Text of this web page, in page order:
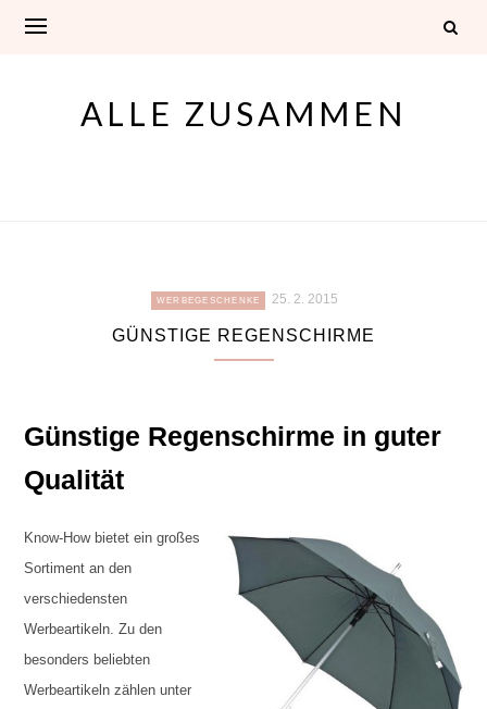
ALLE ZUSAMMEN
WERBEGESCHENKE 25. 2. 2015
GÜNSTIGE REGENSCHIRME
Günstige Regenschirme in guter
Qualität
Know-How bietet ein großes
Sortiment an den
verschiedensten
Werbeartikeln. Zu den
besonders beliebten
Werbeartikeln zählen unter